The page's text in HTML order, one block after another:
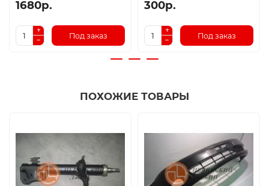
1680р.
Под заказ
300р.
Под заказ
ПОХОЖИЕ ТОВАРЫ